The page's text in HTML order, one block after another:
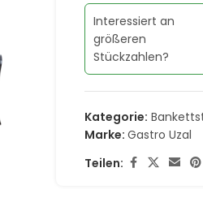
Interessiert an
größeren
Stückzahlen?
Kategorie:
Marke:Gastro Uzal
Teilen: